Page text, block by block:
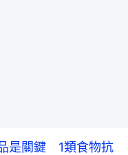
是關鍵 1類食物抗